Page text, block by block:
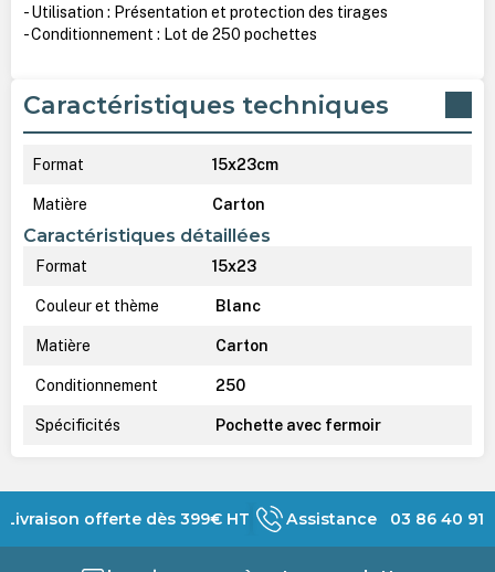
- Utilisation : Présentation et protection des tirages
- Conditionnement : Lot de 250 pochettes
Caractéristiques techniques
Format 15x23cm
Matière Carton
Caractéristiques détaillées
Format 15x23
Couleur et thème Blanc
Matière Carton
Conditionnement 250
Spécificités Pochette avec fermoir
Livraison offerte dès 399€ HT Assistance 03 86 40 91